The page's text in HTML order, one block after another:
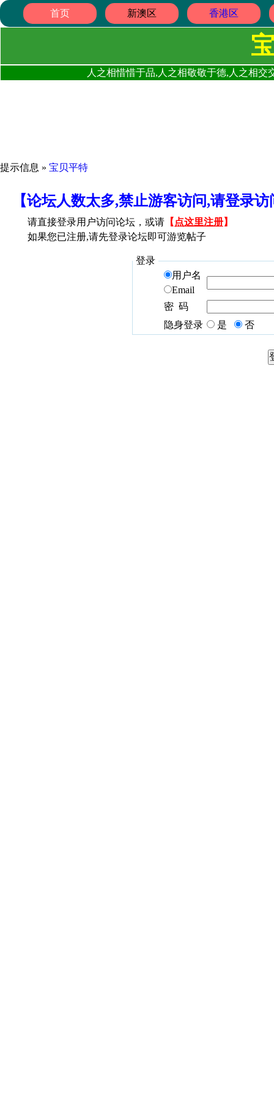
首页 新澳区 香港区
人之相惜惜于品,人之相敬敬于德,人之相
提示信息 » 宝贝平特
【论坛人数太多,禁止游客访问,请登录
请直接登录用户访问论坛，或请 【 点这里注册】
如果您已注册,请先登录论坛即可游览帖子
登录
用户名
Email
密 码
隐身登录
是 否